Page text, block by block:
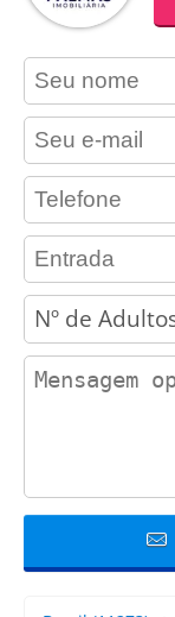
contact_name
contact_email
contact_phone
adults
contact_message